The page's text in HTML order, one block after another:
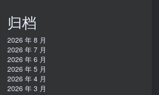
归档
2026 年 8 月
2026 年 7 月
2026 年 6 月
2026 年 5 月
2026 年 4 月
2026 年 3 月